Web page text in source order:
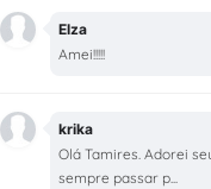
Elza
Amei!!!!!
krika
Olá Tamires. Adorei
sempre passar p...